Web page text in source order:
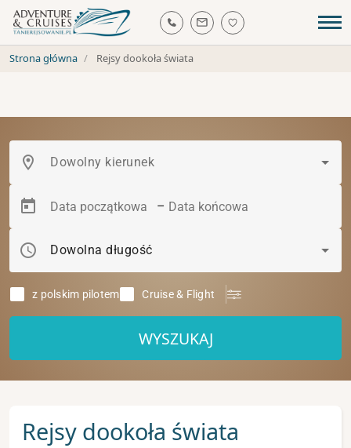
location_on Dowolny kierunek
–
schedule Dowolna długość
WYSZUKAJ
z polskim pilotem Cruise & Flight
Strona główna Rejsy dookoła świata
Rejsy dookoła świata